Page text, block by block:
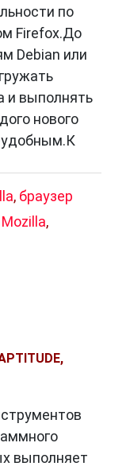
по
Firefox.До
Debian или
и выполнять
нового
, браузер
Mozilla,
выполняет